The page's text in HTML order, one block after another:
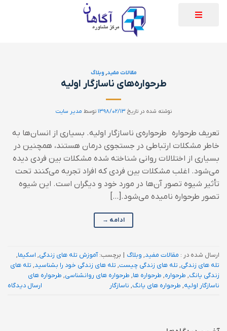
مقالات مفید, وبلاگ
طرحواره‌های ناسازگار اولیه
نوشته شده در تاریخ ۱۳۹۸/۰۲/۱۳ توسط مدیر سایت
تعریف طرحواره طرحواره‌ی ناسازگار اولیه. بسیاری از انسان‌ها به
خاطر مشکلات ارتباطی در جستجوی درمان هستند، همچنین در
بسیاری از اختلالات روانی شناخته شده مشکلات بین فردی دیده
می‌شود. اغلب مشکلات بین فردی که افراد تجربه می‌کنند تحت
تأثیر شیوه تصور آن‌ها در مورد خود و دیگران است. این شیوه
تصور طرحواره نامیده می‌شود.[…]
ادامه →
ارسال شده در : مقالات مفید, وبلاگ | برچسب:آموزش تله های زندگی, اسکیما,
تله های زندگی, تله های زندگی چیست, تله های زندگی خود را بشناسید, تله های
زندگی یانگ, طرحواره, طرحواره ها, طرحواره های روانشناسی, طرحواره های
ناسازگار اولیه, طرحواره های یانگ, ناسازگار ارسال دیدگاه